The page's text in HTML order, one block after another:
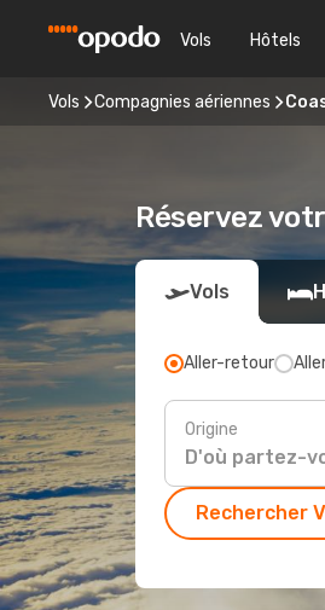
Vols Hôtels
Vols Compagnies aériennes
Réservez
Vols
Aller-retour
Origine
Rechercher